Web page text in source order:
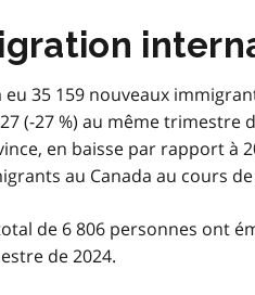
eu 35 159 nouveaux
(-27 %) au même trimestre
en baisse par rapport à
au Canada au cours
de 6 806 personnes ont
de 2024.